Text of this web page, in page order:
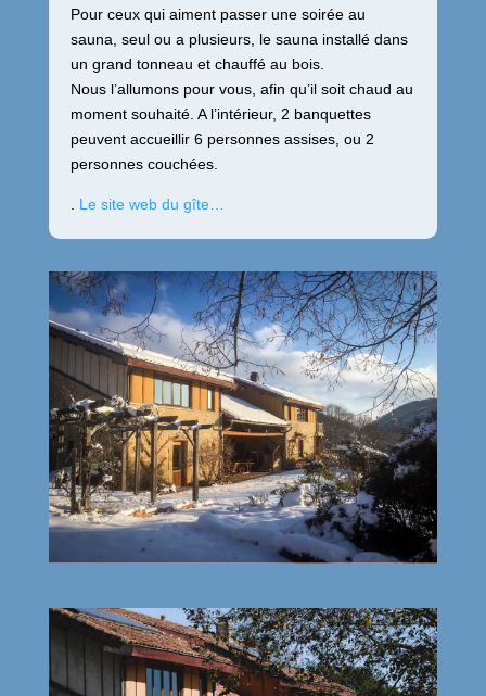
Pour ceux qui aiment passer une soirée au
sauna, seul ou a plusieurs, le sauna installé dans
un grand tonneau et chauffé au bois.
Nous l’allumons pour vous, afin qu’il soit chaud au
moment souhaité. A l’intérieur, 2 banquettes
peuvent accueillir 6 personnes assises, ou 2
personnes couchées.
. Le site web du gîte…